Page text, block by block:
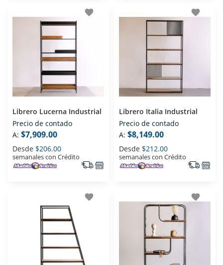
favorite
Librero Lucerna Industrial
Precio de contado
A: $7,909.00
Desde $206.00
semanales con Crédito
favorite
Librero Italia Industrial
Precio de contado
A: $8,149.00
Desde $212.00
semanales con Crédito
favorite favorite